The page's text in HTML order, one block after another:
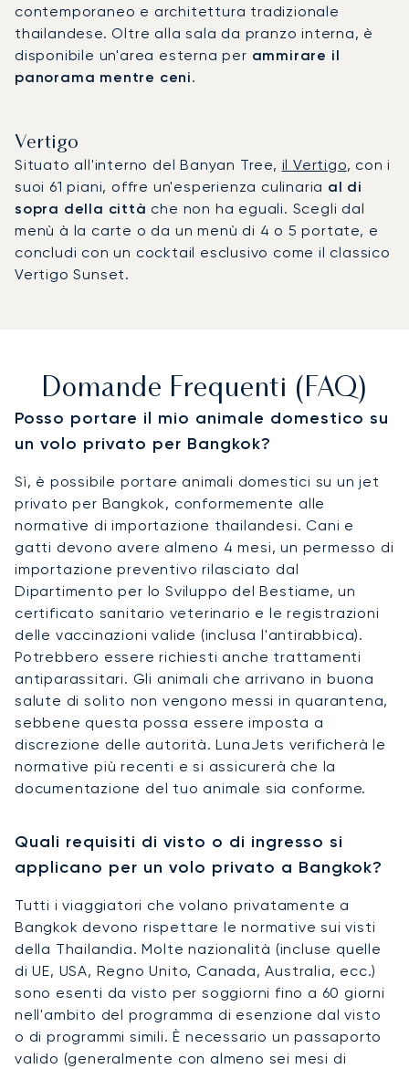
contemporaneo e architettura tradizionale
thailandese. Oltre alla sala da pranzo interna, è
disponibile un'area esterna per ammirare il
panorama mentre ceni.
Vertigo
Situato all'interno del Banyan Tree, il Vertigo, con i
suoi 61 piani, offre un'esperienza culinaria al di
sopra della città che non ha eguali. Scegli dal
menù à la carte o da un menù di 4 o 5 portate, e
concludi con un cocktail esclusivo come il classico
Vertigo Sunset.
Domande Frequenti (FAQ)
Posso portare il mio animale domestico su
un volo privato per Bangkok?
Sì, è possibile portare animali domestici su un jet
privato per Bangkok, conformemente alle
normative di importazione thailandesi. Cani e
gatti devono avere almeno 4 mesi, un permesso di
importazione preventivo rilasciato dal
Dipartimento per lo Sviluppo del Bestiame, un
certificato sanitario veterinario e le registrazioni
delle vaccinazioni valide (inclusa l'antirabbica).
Potrebbero essere richiesti anche trattamenti
antiparassitari. Gli animali che arrivano in buona
salute di solito non vengono messi in quarantena,
sebbene questa possa essere imposta a
discrezione delle autorità. LunaJets verificherà le
normative più recenti e si assicurerà che la
documentazione del tuo animale sia conforme.
Quali requisiti di visto o di ingresso si
applicano per un volo privato a Bangkok?
Tutti i viaggiatori che volano privatamente a
Bangkok devono rispettare le normative sui visti
della Thailandia. Molte nazionalità (incluse quelle
di UE, USA, Regno Unito, Canada, Australia, ecc.)
sono esenti da visto per soggiorni fino a 60 giorni
nell'ambito del programma di esenzione dal visto
o di programmi simili. È necessario un passaporto
valido (generalmente con almeno sei mesi di